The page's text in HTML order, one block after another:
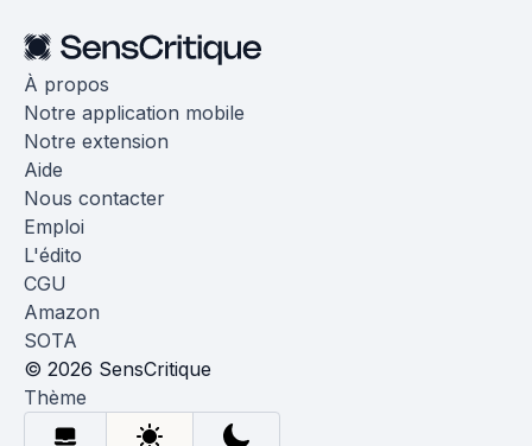
À propos
Notre application mobile
Notre extension
Aide
Nous contacter
Emploi
L'édito
CGU
Amazon
SOTA
© 2026 SensCritique
Thème